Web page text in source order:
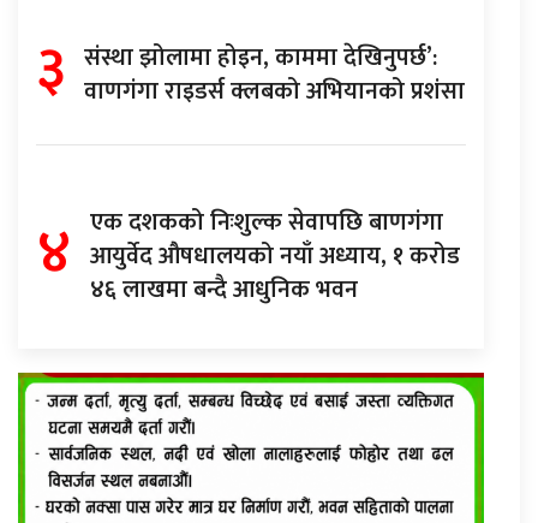
३ संस्था झोलामा होइन, काममा देखिनुपर्छ’:
वाणगंगा राइडर्स क्लबको अभियानको प्रशंसा
४ एक दशकको निःशुल्क सेवापछि बाणगंगा
आयुर्वेद औषधालयको नयाँ अध्याय, १ करोड
४६ लाखमा बन्दै आधुनिक भवन